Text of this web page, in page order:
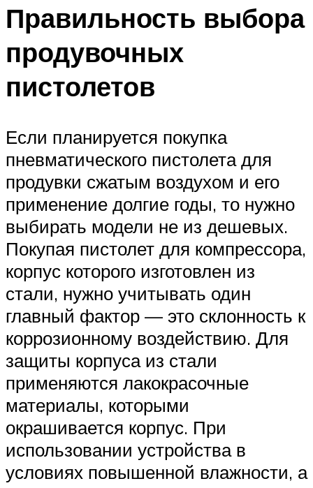
Правильность выбора
продувочных
пистолетов
Если планируется покупка
пневматического пистолета для
продувки сжатым воздухом и его
применение долгие годы, то нужно
выбирать модели не из дешевых.
Покупая пистолет для компрессора,
корпус которого изготовлен из
стали, нужно учитывать один
главный фактор — это склонность к
коррозионному воздействию. Для
защиты корпуса из стали
применяются лакокрасочные
материалы, которыми
окрашивается корпус. При
использовании устройства в
условиях повышенной влажности, а